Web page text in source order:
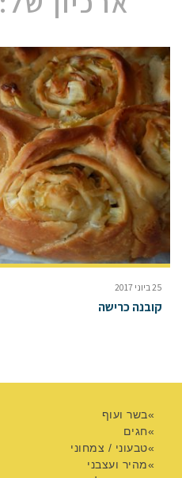
25 ביוני 2017
קובנה כרישה
בשר ועוף
חגים
טבעוני / צמחוני
מהיר ועצבני